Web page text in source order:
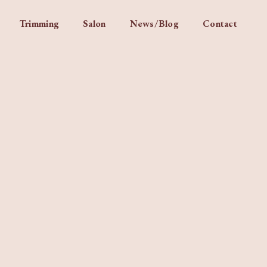
Trimming Salon News/Blog Contact